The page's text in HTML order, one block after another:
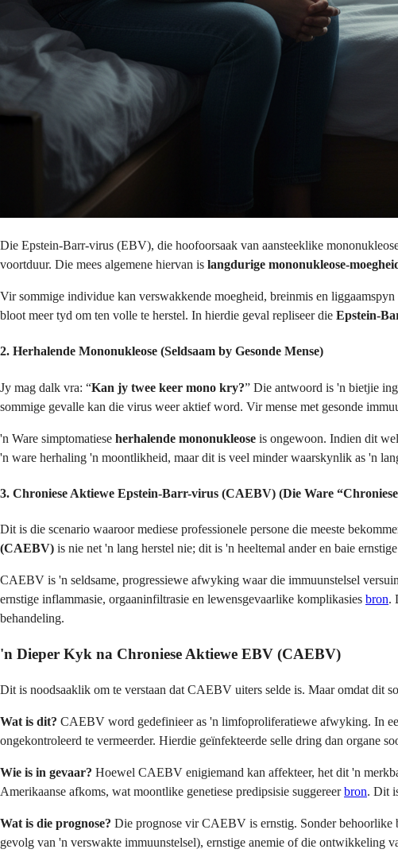
Die Epstein-Barr-virus (EBV), die hoofoorsaak van aansteeklike
voortduur. Die mees algemene hiervan is langdurige mononukleose-
Vir sommige individue kan verswakkende moegheid, breinmis en
bloot meer tyd om ten volle te herstel. In hierdie geval repliseer die Epstein-
2. Herhalende Mononukleose (Seldsaam by Gesonde Mense)
Jy mag dalk vra: “Kan jy twee keer mono kry?” Die antwoord is 'n bietjie
sommige gevalle kan die virus weer aktief word. Vir mense met gesonde
'n Ware simptomatiese herhalende mononukleose is ongewoon. Indien dit
'n ware herhaling 'n moontlikheid, maar dit is veel minder waarskynlik as 'n
3. Chroniese Aktiewe Epstein-Barr-virus (CAEBV) (Die Ware
Dit is die scenario waaroor mediese professionele persone die meeste
(CAEBV) is nie net 'n lang herstel nie; dit is 'n heeltemal ander en baie
CAEBV is 'n seldsame, progressiewe afwyking waar die immuunstelsel
ernstige inflammasie, orgaaninfiltrasie en lewensgevaarlike komplikasies bron.
behandeling.
'n Dieper Kyk na Chroniese Aktiewe EBV (CAEBV)
Dit is noodsaaklik om te verstaan dat CAEBV uiters selde is. Maar omdat dit
Wat is dit? CAEBV word gedefinieer as 'n limfoproliferatiewe afwyking. In
ongekontroleerd te vermeerder. Hierdie geïnfekteerde selle dring dan organe
Wie is in gevaar? Hoewel CAEBV enigiemand kan affekteer, het dit 'n
Amerikaanse afkoms, wat moontlike genetiese predipsisie suggereerbron. Dit
Wat is die prognose? Die prognose vir CAEBV is ernstig. Sonder behoorlike
gevolg van 'n verswakte immuunstelsel), ernstige anemie of die ontwikkeling